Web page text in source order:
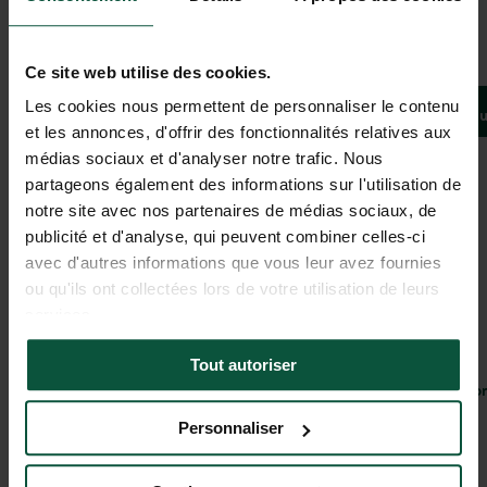
Ce site web utilise des cookies.
Les cookies nous permettent de personnaliser le contenu
et les annonces, d'offrir des fonctionnalités relatives aux
médias sociaux et d'analyser notre trafic. Nous
partageons également des informations sur l'utilisation de
notre site avec nos partenaires de médias sociaux, de
publicité et d'analyse, qui peuvent combiner celles-ci
avec d'autres informations que vous leur avez fournies
ou qu'ils ont collectées lors de votre utilisation de leurs
Tout autoriser
Personnaliser
La cachette du Bara Bahaut
LE BUGUE, Nouvelle-Aquitaine, France
Bivouac
4
(1 avis)
Vue
La magie d’un paysage à couper le souffle
Ici pas de réseau, juste une connexion avec la nature